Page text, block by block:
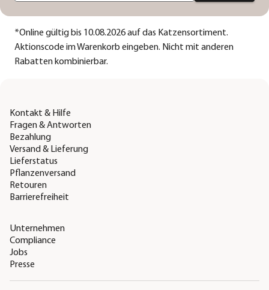
*Online gültig bis 10.08.2026 auf das Katzensortiment.
Aktionscode im Warenkorb eingeben. Nicht mit anderen
Rabatten kombinierbar.
Kontakt & Hilfe
Fragen & Antworten
Bezahlung
Versand & Lieferung
Lieferstatus
Pflanzenversand
Retouren
Barrierefreiheit
Unternehmen
Compliance
Jobs
Presse